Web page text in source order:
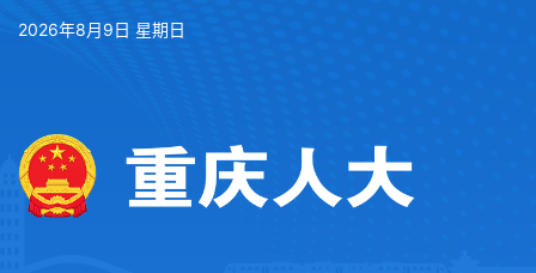
2026年8月9日 星期日